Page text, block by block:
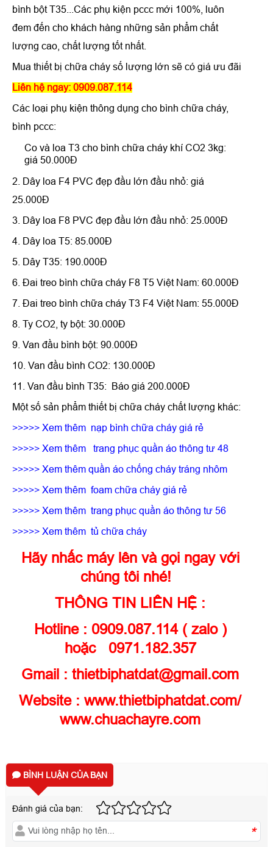
bình bột T35...Các phụ kiện pccc mới 100%, luôn
đem đến cho khách hàng những sản phẩm chất
lượng cao, chất lượng tốt nhất.
Mua thiết bị chữa cháy số lượng lớn sẽ có giá ưu đãi
Liên hệ ngay: 0909.087.114
Các loại phụ kiện thông dụng cho bình chữa cháy,
bình pccc:
Co và loa T3 cho bình chữa cháy khí CO2 3kg:
giá 50.000Đ
2. Dây loa F4 PVC đẹp đầu lớn đầu nhỏ: giá
25.000Đ
3. Dây loa F8 PVC đẹp đầu lớn đầu nhỏ: 25.000Đ
4. Dây loa T5: 85.000Đ
5. Dây T35: 190.000Đ
6. Đai treo bình chữa cháy F8 T5 Việt Nam: 60.000Đ
7. Đai treo bình chữa cháy T3 F4 Việt Nam: 55.000Đ
8. Ty CO2, ty bột: 30.000Đ
9. Van đầu bình bột: 90.000Đ
10. Van đầu bình CO2: 130.000Đ
11. Van đầu bình T35: Báo giá 200.000Đ
Một số sản phẩm thiết bị chữa cháy chất lượng khác:
>>>>> Xem thêm nạp bình chữa cháy giá rẻ
>>>>> Xem thêm
trang phục quần áo thông tư 48
>>>>> Xem thêm quần áo chống cháy tráng nhôm
>>>>> Xem thêm foam chữa cháy giá rẻ
>>>>> Xem thêm trang phục quần áo thông tư 56
>>>>> Xem thêm tủ chữa cháy
Hãy nhấc máy lên và gọi ngay với
chúng tôi nhé!
THÔNG TIN LIÊN HỆ :
Hotline : 0909.087.114 ( zalo )
hoặc 0971.182.357
Gmail : thietbiphatdat@gmail.com
Website : www.thietbiphatdat.com/
www.chuachayre.com
BÌNH LUẬN CỦA BẠN
Đánh giá của bạn:
*